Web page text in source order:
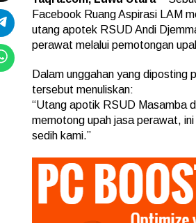
g
J
a
a
e
r
a
w
t
Facebook Ruang Aspirasi LAM
utang apotek RSUD Andi
perawat melalui pemotongan
Dalam unggahan yang diposting
tersebut menuliskan:
“Utang apotik RSUD Masamba
memotong upah jasa perawat,
sedih kami.”